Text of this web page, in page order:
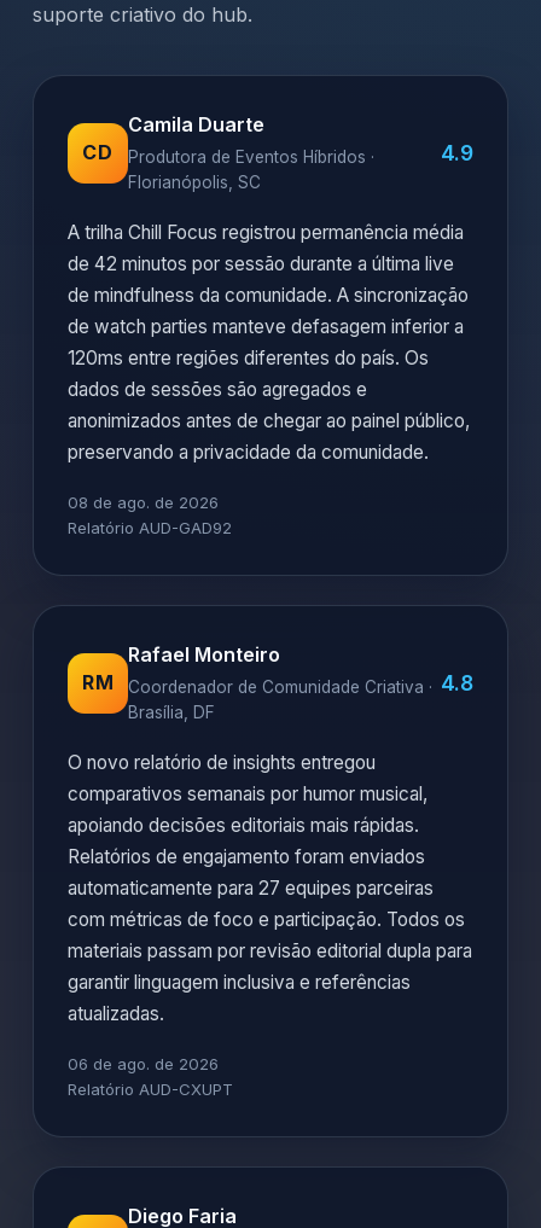
suporte criativo do hub.
CD
Camila Duarte
Produtora de Eventos Híbridos ·
Florianópolis, SC
4.9
A trilha Chill Focus registrou permanência média
de 42 minutos por sessão durante a última live
de mindfulness da comunidade. A sincronização
de watch parties manteve defasagem inferior a
120ms entre regiões diferentes do país. Os
dados de sessões são agregados e
anonimizados antes de chegar ao painel público,
preservando a privacidade da comunidade.
08 de ago. de 2026
Relatório AUD-GAD92
RM
Rafael Monteiro
Coordenador de Comunidade Criativa ·
Brasília, DF
4.8
O novo relatório de insights entregou
comparativos semanais por humor musical,
apoiando decisões editoriais mais rápidas.
Relatórios de engajamento foram enviados
automaticamente para 27 equipes parceiras
com métricas de foco e participação. Todos os
materiais passam por revisão editorial dupla para
garantir linguagem inclusiva e referências
atualizadas.
06 de ago. de 2026
Relatório AUD-CXUPT
Diego Faria